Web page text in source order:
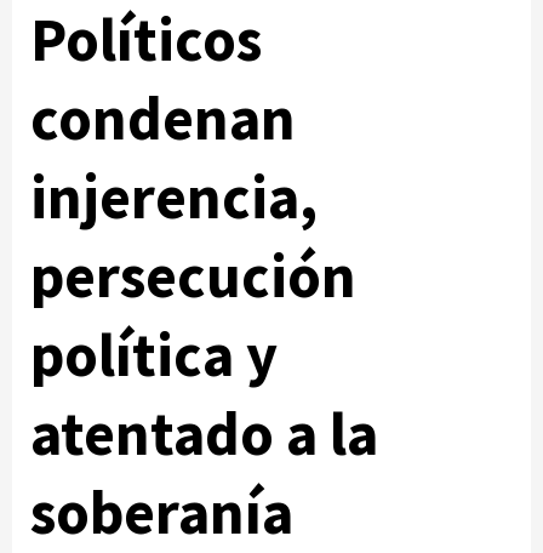
Políticos
condenan
injerencia,
persecución
política y
atentado a la
soberanía